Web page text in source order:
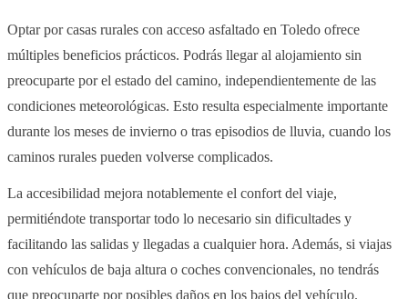
Optar por casas rurales con acceso asfaltado en Toledo ofrece
múltiples beneficios prácticos. Podrás llegar al alojamiento sin
preocuparte por el estado del camino, independientemente de las
condiciones meteorológicas. Esto resulta especialmente importante
durante los meses de invierno o tras episodios de lluvia, cuando los
caminos rurales pueden volverse complicados.
La accesibilidad mejora notablemente el confort del viaje,
permitiéndote transportar todo lo necesario sin dificultades y
facilitando las salidas y llegadas a cualquier hora. Además, si viajas
con vehículos de baja altura o coches convencionales, no tendrás
que preocuparte por posibles daños en los bajos del vehículo.